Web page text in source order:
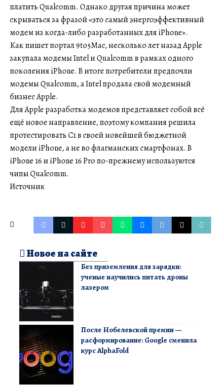
платить Qualcomm. Однако другая причина может
скрываться за фразой «это самый энергоэффективный
модем из когда-либо разработанных для iPhone».
Как пишет портал 9to5Mac, несколько лет назад Apple
закупала модемы Intel и Qualcomm в рамках одного
поколения iPhone. В итоге потребители предпочли
модемы Qualcomm, а Intel продала свой модемный
бизнес Apple.
Для Apple разработка модемов представляет собой всё
ещё новое направление, поэтому компания решила
протестировать C1 в своей новейшей бюджетной
модели iPhone, а не во флагманских смартфонах. В
iPhone 16 и iPhone 16 Pro по-прежнему используются
чипы Qualcomm.
Источник
Новое на сайте
Без приземления для зарядки:
ученые научились питать дроны
лазером
После Нобелевской премии —
расформирование: Google сменила
курс AlphaFold